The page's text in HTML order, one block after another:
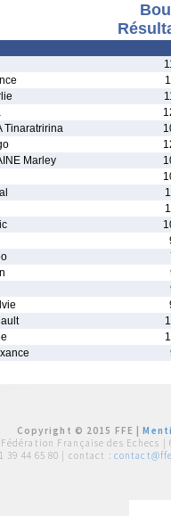
Tinaratririna
Marley
Copyright © 2015 FFE |
Fédération Française des Echecs |
39 44 65 80 | contact :